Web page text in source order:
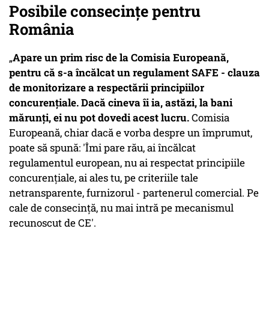
Posibile consecințe pentru
România
„Apare un prim risc de la Comisia Europeană,
pentru că s-a încălcat un regulament SAFE - clauza
de monitorizare a respectării principiilor
concurențiale. Dacă cineva îi ia, astăzi, la bani
mărunți, ei nu pot dovedi acest lucru.Comisia
Europeană, chiar dacă e vorba despre un împrumut,
poate să spună: 'Îmi pare rău, ai încălcat
regulamentul european, nu ai respectat principiile
concurențiale, ai ales tu, pe criteriile tale
netransparente, furnizorul - partenerul comercial. Pe
cale de consecință, nu mai intră pe mecanismul
recunoscut de CE'.